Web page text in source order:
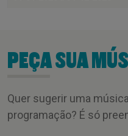
PEÇA SUA
Quer sugerir uma
programação? É só